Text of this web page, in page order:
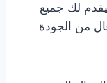
لك جميع
من الجودة